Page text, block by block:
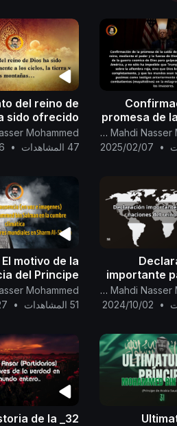
promesa de
Trump y el
Canal Oficial Del Imam Al Mahdi Nasser Mohammed
•
2025/02/07
del reino de
sido ofrecido
a los
la tierra y las
47 المشاهدات
•
58_
importante
las
Canal Oficial Del Imam Al Mahdi Nasser Mohammed
•
2024/10/02
El motivo de la
del Principe
bin Salman
climática
51 المشاهدات
•
31_
historia de la